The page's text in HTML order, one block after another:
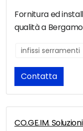
Fornitura ed
qualità a
infissi serramenti
Contatta
CO.GE.IM.